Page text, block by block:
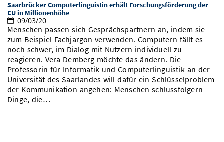
Saarbrücker Computerlinguistin erhält Forschungsförderung der
EU in Millionenhöhe
09/03/20
Menschen passen sich Gesprächspartnern an, indem sie
zum Beispiel Fachjargon verwenden. Computern fällt es
noch schwer, im Dialog mit Nutzern individuell zu
reagieren. Vera Demberg möchte das ändern. Die
Professorin für Informatik und Computerlinguistik an der
Universität des Saarlandes will dafür ein Schlüsselproblem
der Kommunikation angehen: Menschen schlussfolgern
Dinge, die…